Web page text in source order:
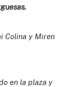
Colina y Miren
en la plaza y